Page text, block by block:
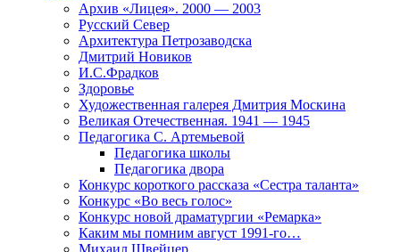
Архив «Лицея». 2000 — 2003
Русский Север
Архитектура Петрозаводска
Дмитрий Новиков
И.С.Фрадков
Здоровье
Художественная галерея Дмитрия Москина
Великая Отечественная. 1941 — 1945
Педагогика С. Артемьевой
Педагогика школы
Педагогика двора
Конкурс короткого рассказа «Сестра таланта»
Конкурс «Во весь голос»
Конкурс новой драматургии «Ремарка»
Каким мы помним август 1991-го…